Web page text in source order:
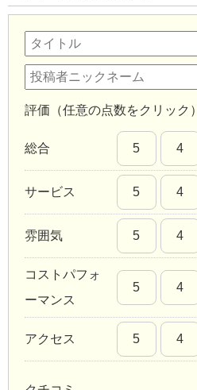
評価（任意の点数をクリック）
総合 5 4
サービス 5 4
雰囲気 5 4
コストパフォ
ーマンス
5 4
アクセス 5 4